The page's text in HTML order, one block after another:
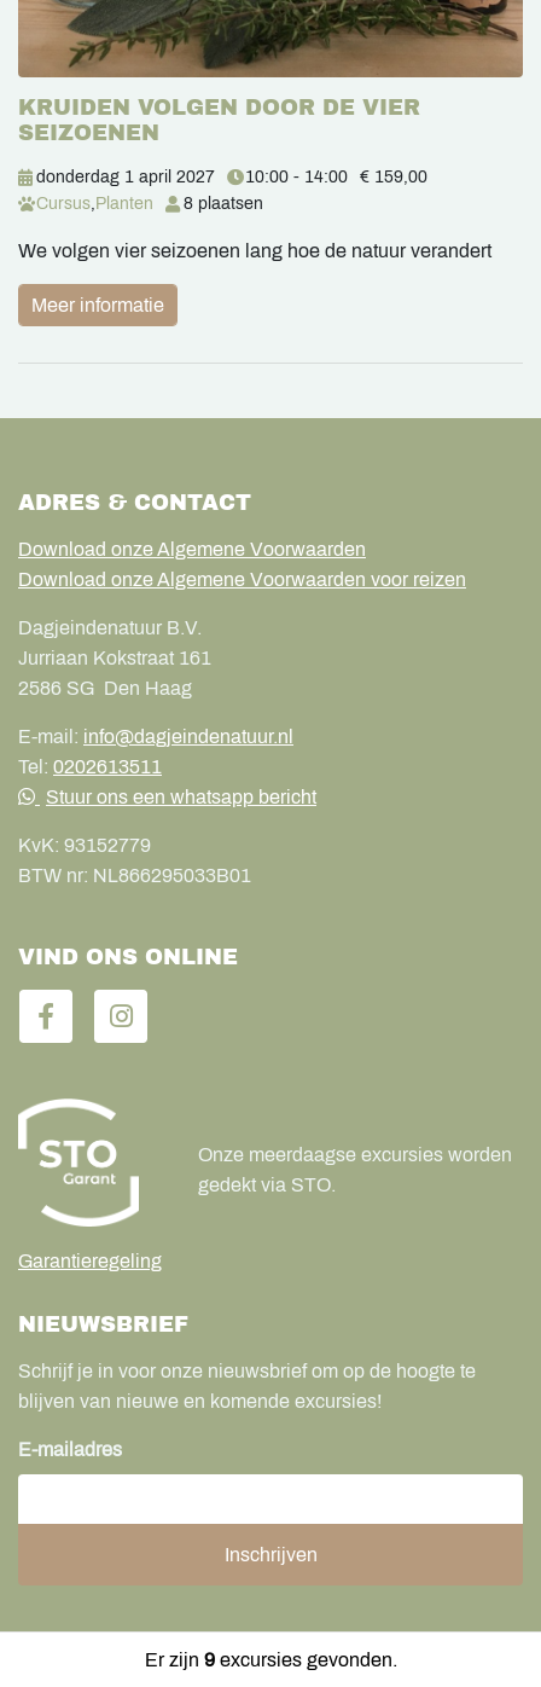
Er zijn 9excursies gevonden.
KRUIDEN VOLGEN DOOR DE VIER
SEIZOENEN
donderdag 1 april 2027 10:00 - 14:00
€ 159,00
Cursus, Planten 8 plaatsen
We volgen vier seizoenen lang hoe de natuur verandert
Meer informatie
ADRES & CONTACT
Download onze Algemene Voorwaarden
Download onze Algemene Voorwaarden voor reizen
Dagjeindenatuur B.V.
Jurriaan Kokstraat 161
2586 SG Den Haag
E-mail: info@dagjeindenatuur.nl
Tel: 0202613511
Stuur ons een whatsapp bericht
KvK: 93152779
BTW nr: NL866295033B01
VIND ONS ONLINE
Garantieregeling
Onze meerdaagse excursies worden
gedekt via STO.
NIEUWSBRIEF
Schrijf je in voor onze nieuwsbrief om op de hoogte te
blijven van nieuwe en komende excursies!
E-mailadres